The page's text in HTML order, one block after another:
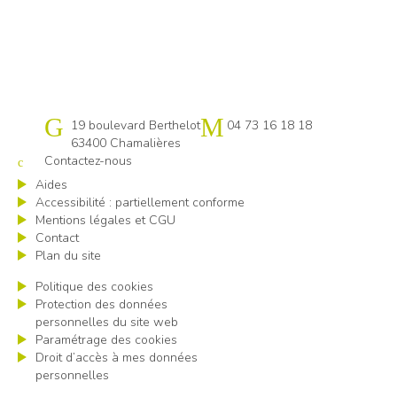
Cap emploi 63
19 boulevard Berthelot
63400 Chamalières
04 73 16 18 18
Contactez-nous
Aides
Accessibilité : partiellement conforme
Mentions légales et CGU
Contact
Plan du site
Politique des cookies
Protection des données
personnelles du site web
Paramétrage des cookies
Droit d’accès à mes données
personnelles